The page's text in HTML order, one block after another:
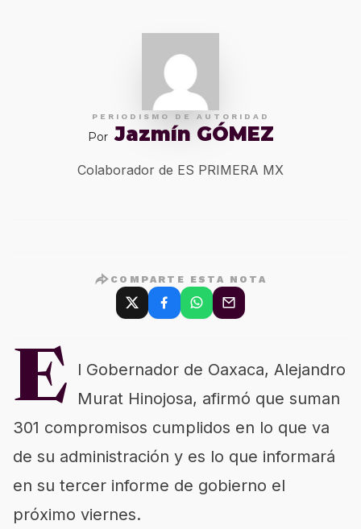
PERIODISMO DE AUTORIDAD
Por Jazmín GÓMEZ
Colaborador de ES PRIMERA MX
COMPARTE ESTA NOTA
E
l Gobernador de Oaxaca, Alejandro
Murat Hinojosa, afirmó que suman
301 compromisos cumplidos en lo que va
de su administración y es lo que informará
en su tercer informe de gobierno el
próximo viernes.